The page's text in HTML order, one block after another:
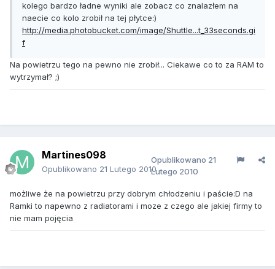
kolego bardzo ładne wyniki ale zobacz co znalazłem na
naecie co kolo zrobił na tej płytce:)
http://media.photobucket.com/image/Shuttle...t_33seconds.gi
f
Na powietrzu tego na pewno nie zrobił... Ciekawe co to za RAM to
wytrzymał? ;)
Martines098
Opublikowano 21 Lutego 2010
Opublikowano 21
Lutego 2010
możliwe że na powietrzu przy dobrym chłodzeniu i paście:D na
Ramki to napewno z radiatorami i moze z czego ale jakiej firmy to
nie mam pojęcia